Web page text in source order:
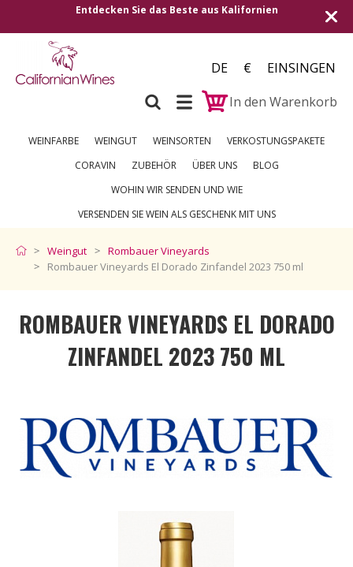
Versand in alle europäischen Länder |
DE €
EINSINGEN
In den Warenkorb
WEINFARBE WEINGUT WEINSORTEN
VERKOSTUNGSPAKETE
CORAVIN
ZUBEHÖR ÜBER UNS
BLOG
WOHIN WIR SENDEN UND WIE
VERSENDEN SIE WEIN ALS GESCHENK MIT UNS
Weingut
Rombauer Vineyards
Rombauer Vineyards El Dorado Zinfandel 2023 750 ml
ROMBAUER VINEYARDS EL DORADO
ZINFANDEL 2023 750 ML